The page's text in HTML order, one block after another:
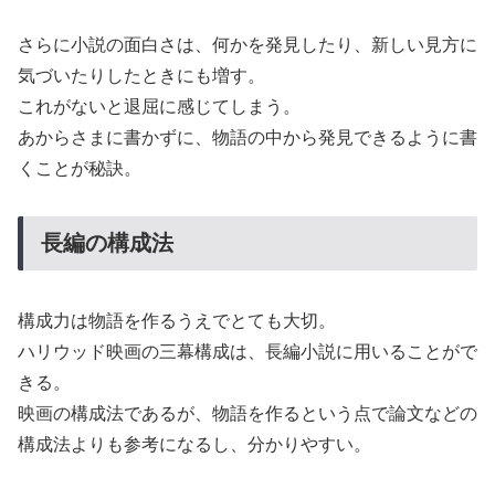
さらに小説の面白さは、何かを発見したり、新しい見方に
気づいたりしたときにも増す。
これがないと退屈に感じてしまう。
あからさまに書かずに、物語の中から発見できるように書
くことが秘訣。
長編の構成法
構成力は物語を作るうえでとても大切。
ハリウッド映画の三幕構成は、長編小説に用いることがで
きる。
映画の構成法であるが、物語を作るという点で論文などの
構成法よりも参考になるし、分かりやすい。